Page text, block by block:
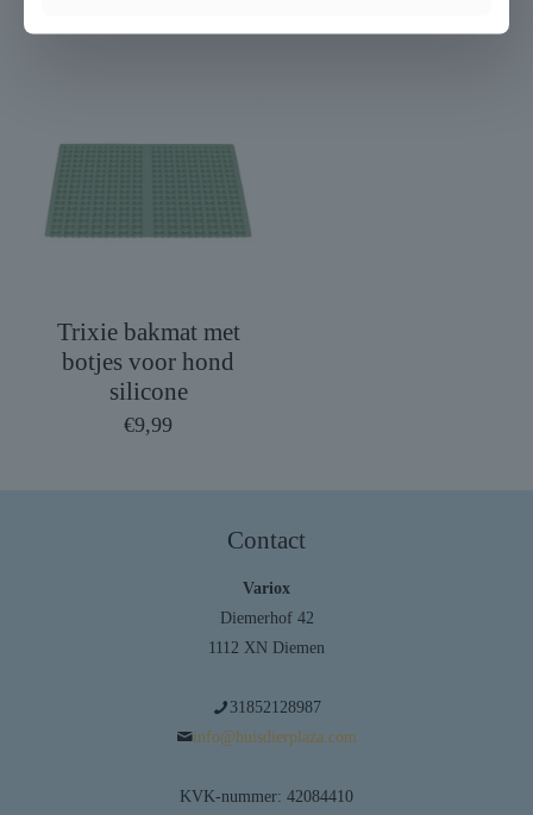
Trixie bakmat met
botjes voor hond
silicone
€9,99
Contact
Variox
Diemerhof 42
1112 XN Diemen
31852128987
info@huisdierplaza.com
KVK-nummer: 42084410